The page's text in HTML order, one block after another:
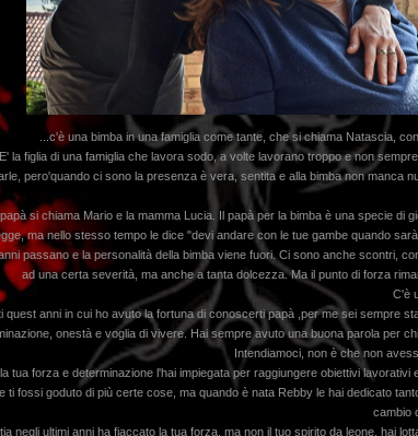
...c'è una bimba in una famiglia come tante, che si chiama Natascia,
E' la figlia di una famiglia che lavora sodo, a volte lavorano troppo e non
pero'quando ci sono la presenza è vera, sentita e alla bimba non manca
si chiama Mario e la mamma Lucia. Il papà per la bimba è una specie di
ma nello stesso tempo le dice "devi andare con le tue gambe quando
passano e la personalità della bimba viene fuori. Ci sono anche scontri,
ad una certa severità, ma anche a tanta dolcezza. Ma il punto di forza
C'è
quest anni in cui ho avuto la fortuna di conoscerti papà ,per me sei sempre
onestà e voglia di vivere. Hai sempre avuto una buona parola per
Intendiamoci, non è che non
tua forza e determinazione l'hai impiegata per raggiungere obiettivi lavorativi
ti fossi goduto di più certe cose, ma quando è nata Rebby le hai dedicato
cambio
negli ultimi anni ha fiaccato la tua forza, ma non il tuo spirito da leone, hai